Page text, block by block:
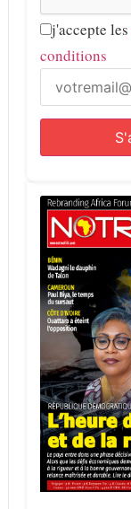
j'accepte les
conditions